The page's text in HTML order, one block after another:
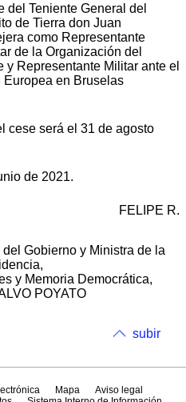
del Teniente General del
de Tierra don Juan
como Representante
de la Organización del
y Representante Militar ante el
en Bruselas
cese será el 31 de agosto
de 2021.
FELIPE R.
Gobierno y Ministra de la
y Memoria Democrática,
POYATO
subir
Mapa
Aviso legal